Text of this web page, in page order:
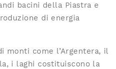
bacini della Piastra e
di energia
monti come l’Argentera, il
i laghi costituiscono la